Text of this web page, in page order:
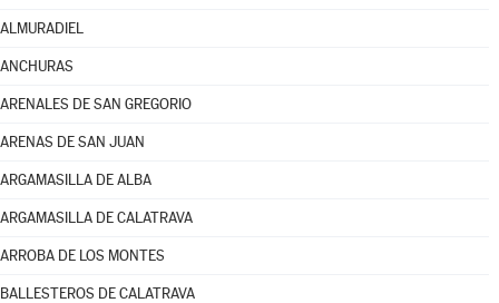
ALMURADIEL
ANCHURAS
ARENALES DE SAN GREGORIO
ARENAS DE SAN JUAN
ARGAMASILLA DE ALBA
ARGAMASILLA DE CALATRAVA
ARROBA DE LOS MONTES
BALLESTEROS DE CALATRAVA